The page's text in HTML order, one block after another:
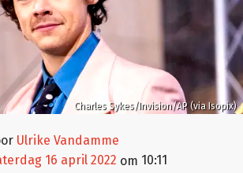
Charles Sykes/Invision/AP (via Isopix)
Ulrike Vandamme
16 april 2022 om 10:11